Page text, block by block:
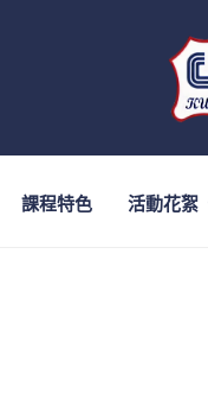
課程特色 活動花絮